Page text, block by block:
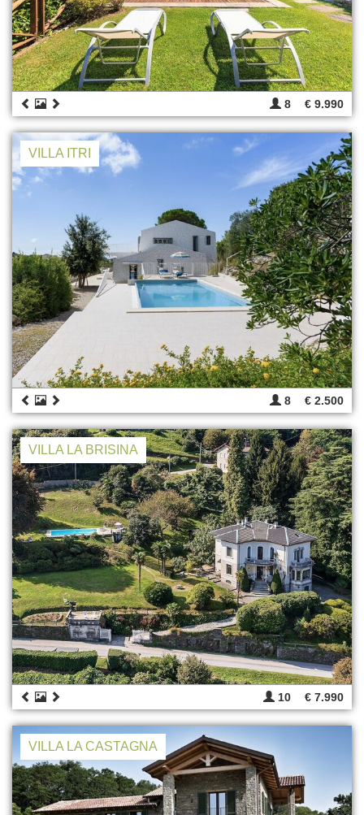
8 € 9.990
VILLA ITRI
8 € 2.500
VILLA LA BRISINA
10 € 7.990
VILLA LA CASTAGNA